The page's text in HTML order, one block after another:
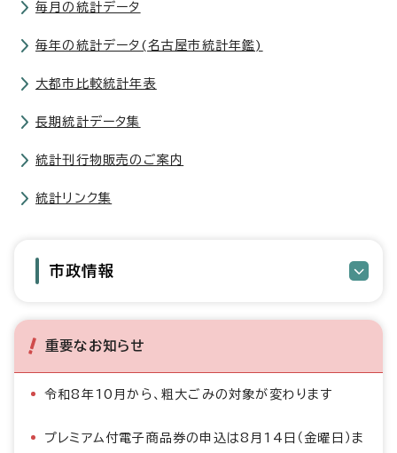
毎月の統計データ
毎年の統計データ(名古屋市統計年鑑)
大都市比較統計年表
長期統計データ集
統計刊行物販売のご案内
統計リンク集
市政情報
重要なお知らせ
令和8年10月から、粗大ごみの対象が変わります
プレミアム付電子商品券の申込は8月14日（金曜日）ま